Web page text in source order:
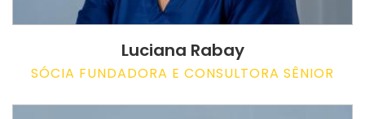
Luciana Rabay
SÓCIA FUNDADORA E CONSULTORA SÊNIOR